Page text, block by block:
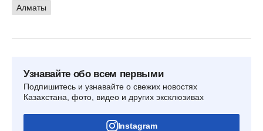
Алматы
Узнавайте обо всем первыми
Подпишитесь и узнавайте о свежих новостях
Казахстана, фото, видео и других эксклюзивах
Instagram